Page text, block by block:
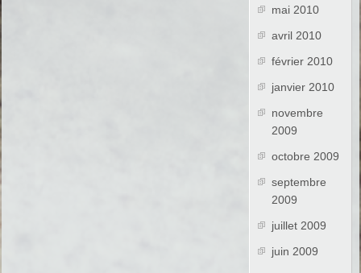
mai 2010
avril 2010
février 2010
janvier 2010
novembre
2009
octobre 2009
septembre
2009
juillet 2009
juin 2009